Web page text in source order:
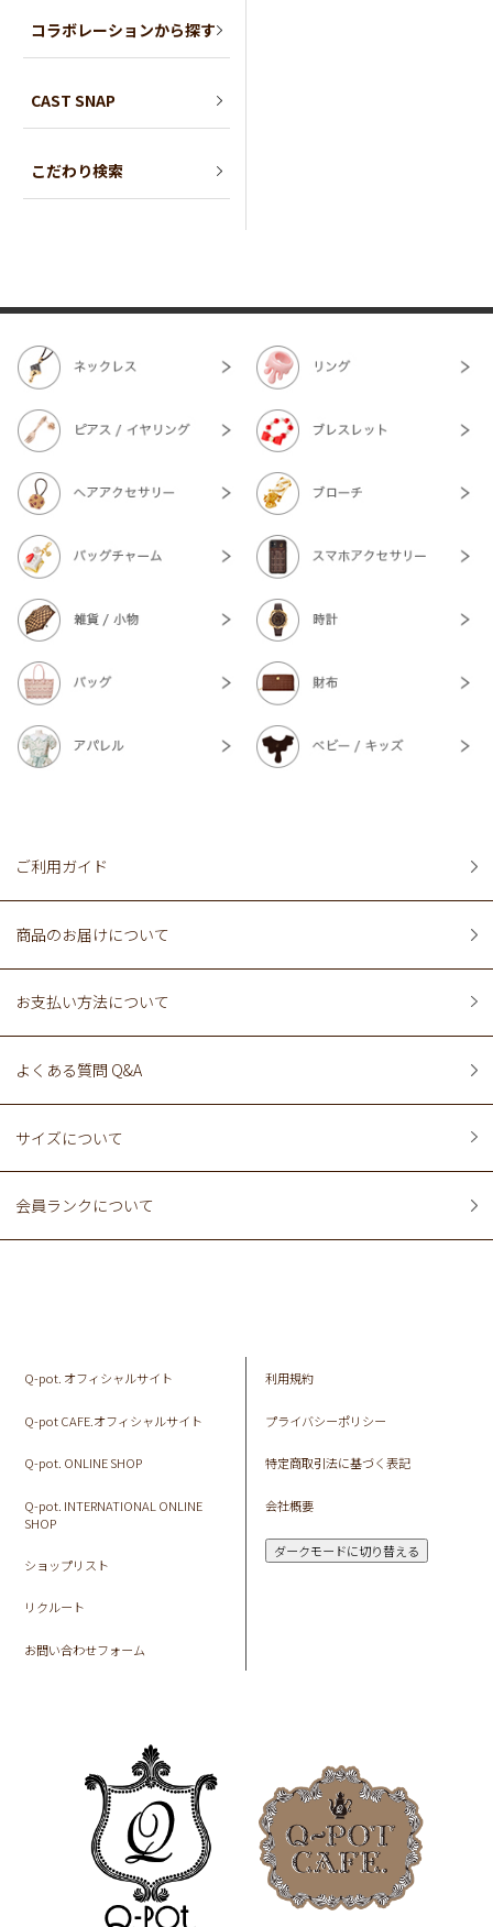
コラボレーションから探す
CAST SNAP
こだわり検索
ご利用ガイド
商品のお届けについて
お支払い方法について
よくある質問 Q&A
サイズについて
会員ランクについて
Q-pot. オフィシャルサイト
Q-pot CAFE.オフィシャルサイト
Q-pot. ONLINE SHOP
Q-pot. INTERNATIONAL ONLINE
SHOP
ショップリスト
リクルート
お問い合わせフォーム
利用規約
プライバシーポリシー
特定商取引法に基づく表記
会社概要
ダークモードに切り替える